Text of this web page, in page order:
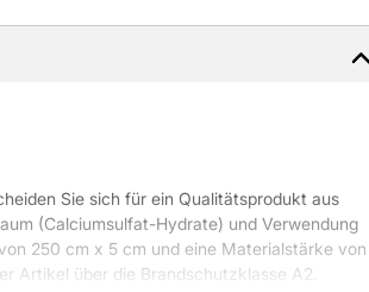
Sie sich für ein Qualitätsprodukt aus
(Calciumsulfat-Hydrate) und Verwendung
250 cm x 5 cm und eine Materialstärke von
Artikel über die Brandschutzklasse A2.